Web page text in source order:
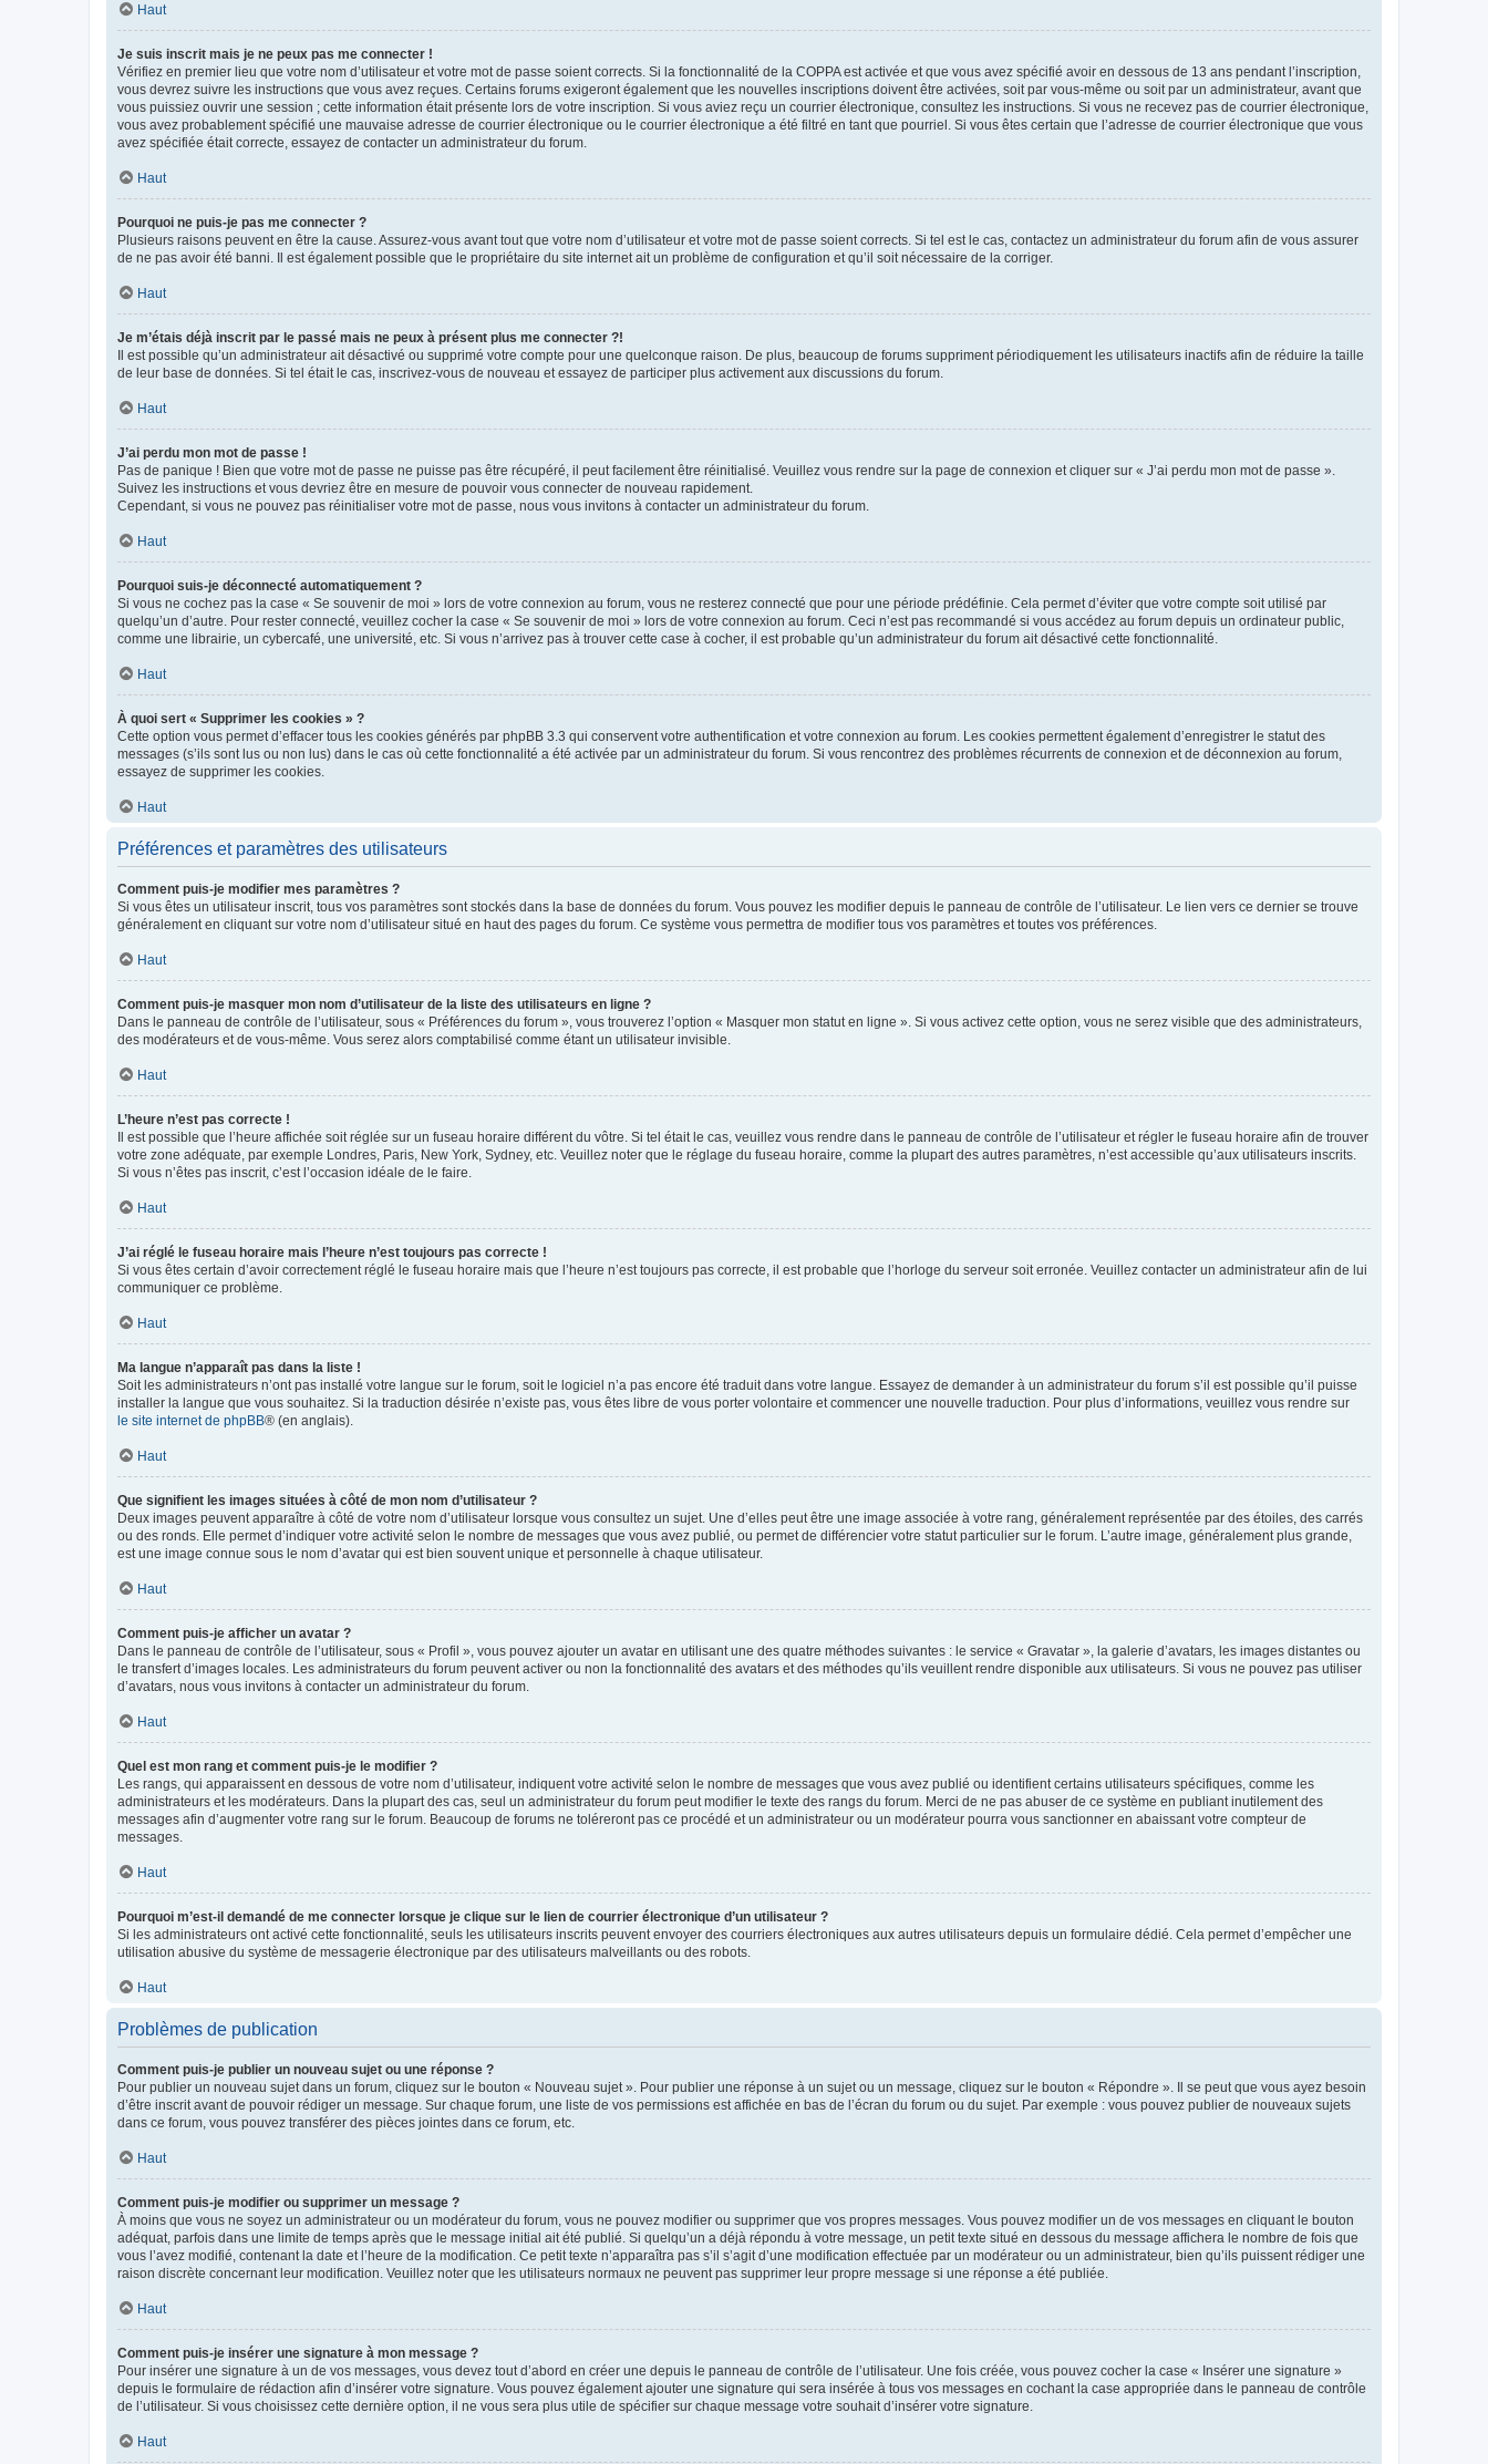
Haut
Je suis inscrit mais je ne peux pas me connecter !
Vérifiez en premier lieu que votre nom d’utilisateur et votre mot de passe soient corrects. Si la fonctionnalité de la COPPA est activée et que vous avez spécifié avoir en dessous de 13 ans pendant l’inscription,
vous devrez suivre les instructions que vous avez reçues. Certains forums exigeront également que les nouvelles inscriptions doivent être activées, soit par vous-même ou soit par un administrateur, avant que
vous puissiez ouvrir une session ; cette information était présente lors de votre inscription. Si vous aviez reçu un courrier électronique, consultez les instructions. Si vous ne recevez pas de courrier électronique,
vous avez probablement spécifié une mauvaise adresse de courrier électronique ou le courrier électronique a été filtré en tant que pourriel. Si vous êtes certain que l’adresse de courrier électronique que vous
avez spécifiée était correcte, essayez de contacter un administrateur du forum.
Haut
Pourquoi ne puis-je pas me connecter ?
Plusieurs raisons peuvent en être la cause. Assurez-vous avant tout que votre nom d’utilisateur et votre mot de passe soient corrects. Si tel est le cas, contactez un administrateur du forum afin de vous assurer
de ne pas avoir été banni. Il est également possible que le propriétaire du site internet ait un problème de configuration et qu’il soit nécessaire de la corriger.
Haut
Je m’étais déjà inscrit par le passé mais ne peux à présent plus me connecter ?!
Il est possible qu’un administrateur ait désactivé ou supprimé votre compte pour une quelconque raison. De plus, beaucoup de forums suppriment périodiquement les utilisateurs inactifs afin de réduire la taille
de leur base de données. Si tel était le cas, inscrivez-vous de nouveau et essayez de participer plus activement aux discussions du forum.
Haut
J’ai perdu mon mot de passe !
Pas de panique ! Bien que votre mot de passe ne puisse pas être récupéré, il peut facilement être réinitialisé. Veuillez vous rendre sur la page de connexion et cliquer sur « J’ai perdu mon mot de passe ».
Suivez les instructions et vous devriez être en mesure de pouvoir vous connecter de nouveau rapidement.
Cependant, si vous ne pouvez pas réinitialiser votre mot de passe, nous vous invitons à contacter un administrateur du forum.
Haut
Pourquoi suis-je déconnecté automatiquement ?
Si vous ne cochez pas la case « Se souvenir de moi » lors de votre connexion au forum, vous ne resterez connecté que pour une période prédéfinie. Cela permet d’éviter que votre compte soit utilisé par
quelqu’un d’autre. Pour rester connecté, veuillez cocher la case « Se souvenir de moi » lors de votre connexion au forum. Ceci n’est pas recommandé si vous accédez au forum depuis un ordinateur public,
comme une librairie, un cybercafé, une université, etc. Si vous n’arrivez pas à trouver cette case à cocher, il est probable qu’un administrateur du forum ait désactivé cette fonctionnalité.
Haut
À quoi sert « Supprimer les cookies » ?
Cette option vous permet d’effacer tous les cookies générés par phpBB 3.3 qui conservent votre authentification et votre connexion au forum. Les cookies permettent également d’enregistrer le statut des
messages (s’ils sont lus ou non lus) dans le cas où cette fonctionnalité a été activée par un administrateur du forum. Si vous rencontrez des problèmes récurrents de connexion et de déconnexion au forum,
essayez de supprimer les cookies.
Haut
Préférences et paramètres des utilisateurs
Comment puis-je modifier mes paramètres ?
Si vous êtes un utilisateur inscrit, tous vos paramètres sont stockés dans la base de données du forum. Vous pouvez les modifier depuis le panneau de contrôle de l’utilisateur. Le lien vers ce dernier se trouve
généralement en cliquant sur votre nom d’utilisateur situé en haut des pages du forum. Ce système vous permettra de modifier tous vos paramètres et toutes vos préférences.
Haut
Comment puis-je masquer mon nom d’utilisateur de la liste des utilisateurs en ligne ?
Dans le panneau de contrôle de l’utilisateur, sous « Préférences du forum », vous trouverez l’option « Masquer mon statut en ligne ». Si vous activez cette option, vous ne serez visible que des administrateurs,
des modérateurs et de vous-même. Vous serez alors comptabilisé comme étant un utilisateur invisible.
Haut
L’heure n’est pas correcte !
Il est possible que l’heure affichée soit réglée sur un fuseau horaire différent du vôtre. Si tel était le cas, veuillez vous rendre dans le panneau de contrôle de l’utilisateur et régler le fuseau horaire afin de trouver
votre zone adéquate, par exemple Londres, Paris, New York, Sydney, etc. Veuillez noter que le réglage du fuseau horaire, comme la plupart des autres paramètres, n’est accessible qu’aux utilisateurs inscrits.
Si vous n’êtes pas inscrit, c’est l’occasion idéale de le faire.
Haut
J’ai réglé le fuseau horaire mais l’heure n’est toujours pas correcte !
Si vous êtes certain d’avoir correctement réglé le fuseau horaire mais que l’heure n’est toujours pas correcte, il est probable que l’horloge du serveur soit erronée. Veuillez contacter un administrateur afin de lui
communiquer ce problème.
Haut
Ma langue n’apparaît pas dans la liste !
Soit les administrateurs n’ont pas installé votre langue sur le forum, soit le logiciel n’a pas encore été traduit dans votre langue. Essayez de demander à un administrateur du forum s’il est possible qu’il puisse
installer la langue que vous souhaitez. Si la traduction désirée n’existe pas, vous êtes libre de vous porter volontaire et commencer une nouvelle traduction. Pour plus d’informations, veuillez vous rendre sur
le site internet de phpBB® (en anglais).
Haut
Que signifient les images situées à côté de mon nom d’utilisateur ?
Deux images peuvent apparaître à côté de votre nom d’utilisateur lorsque vous consultez un sujet. Une d’elles peut être une image associée à votre rang, généralement représentée par des étoiles, des carrés
ou des ronds. Elle permet d’indiquer votre activité selon le nombre de messages que vous avez publié, ou permet de différencier votre statut particulier sur le forum. L’autre image, généralement plus grande,
est une image connue sous le nom d’avatar qui est bien souvent unique et personnelle à chaque utilisateur.
Haut
Comment puis-je afficher un avatar ?
Dans le panneau de contrôle de l’utilisateur, sous « Profil », vous pouvez ajouter un avatar en utilisant une des quatre méthodes suivantes : le service « Gravatar », la galerie d’avatars, les images distantes ou
le transfert d’images locales. Les administrateurs du forum peuvent activer ou non la fonctionnalité des avatars et des méthodes qu’ils veuillent rendre disponible aux utilisateurs. Si vous ne pouvez pas utiliser
d’avatars, nous vous invitons à contacter un administrateur du forum.
Haut
Quel est mon rang et comment puis-je le modifier ?
Les rangs, qui apparaissent en dessous de votre nom d’utilisateur, indiquent votre activité selon le nombre de messages que vous avez publié ou identifient certains utilisateurs spécifiques, comme les
administrateurs et les modérateurs. Dans la plupart des cas, seul un administrateur du forum peut modifier le texte des rangs du forum. Merci de ne pas abuser de ce système en publiant inutilement des
messages afin d’augmenter votre rang sur le forum. Beaucoup de forums ne toléreront pas ce procédé et un administrateur ou un modérateur pourra vous sanctionner en abaissant votre compteur de
messages.
Haut
Pourquoi m’est-il demandé de me connecter lorsque je clique sur le lien de courrier électronique d’un utilisateur ?
Si les administrateurs ont activé cette fonctionnalité, seuls les utilisateurs inscrits peuvent envoyer des courriers électroniques aux autres utilisateurs depuis un formulaire dédié. Cela permet d’empêcher une
utilisation abusive du système de messagerie électronique par des utilisateurs malveillants ou des robots.
Haut
Problèmes de publication
Comment puis-je publier un nouveau sujet ou une réponse ?
Pour publier un nouveau sujet dans un forum, cliquez sur le bouton « Nouveau sujet ». Pour publier une réponse à un sujet ou un message, cliquez sur le bouton « Répondre ». Il se peut que vous ayez besoin
d’être inscrit avant de pouvoir rédiger un message. Sur chaque forum, une liste de vos permissions est affichée en bas de l’écran du forum ou du sujet. Par exemple : vous pouvez publier de nouveaux sujets
dans ce forum, vous pouvez transférer des pièces jointes dans ce forum, etc.
Haut
Comment puis-je modifier ou supprimer un message ?
À moins que vous ne soyez un administrateur ou un modérateur du forum, vous ne pouvez modifier ou supprimer que vos propres messages. Vous pouvez modifier un de vos messages en cliquant le bouton
adéquat, parfois dans une limite de temps après que le message initial ait été publié. Si quelqu’un a déjà répondu à votre message, un petit texte situé en dessous du message affichera le nombre de fois que
vous l’avez modifié, contenant la date et l’heure de la modification. Ce petit texte n’apparaîtra pas s’il s’agit d’une modification effectuée par un modérateur ou un administrateur, bien qu’ils puissent rédiger une
raison discrète concernant leur modification. Veuillez noter que les utilisateurs normaux ne peuvent pas supprimer leur propre message si une réponse a été publiée.
Haut
Comment puis-je insérer une signature à mon message ?
Pour insérer une signature à un de vos messages, vous devez tout d’abord en créer une depuis le panneau de contrôle de l’utilisateur. Une fois créée, vous pouvez cocher la case « Insérer une signature »
depuis le formulaire de rédaction afin d’insérer votre signature. Vous pouvez également ajouter une signature qui sera insérée à tous vos messages en cochant la case appropriée dans le panneau de contrôle
de l’utilisateur. Si vous choisissez cette dernière option, il ne vous sera plus utile de spécifier sur chaque message votre souhait d’insérer votre signature.
Haut